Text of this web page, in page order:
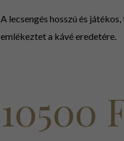
A lecsengés hosszú és
emlékeztet a kávé eredetére.
10500